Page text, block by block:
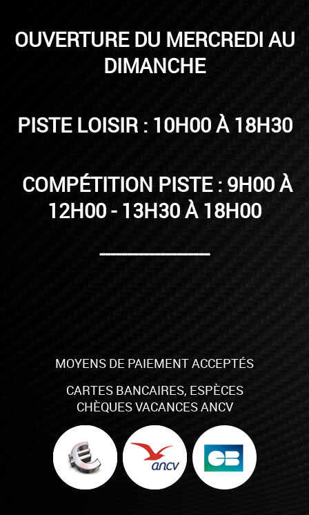
OUVERTURE DU MERCREDI AU
DIMANCHE
PISTE LOISIR : 10H00 À 18H30
COMPÉTITION PISTE : 9H00 À
12H00 - 13H30 À 18H00
--------------------
MOYENS DE PAIEMENT ACCEPTÉS
CARTES BANCAIRES, ESPÈCES
CHÈQUES VACANCES ANCV